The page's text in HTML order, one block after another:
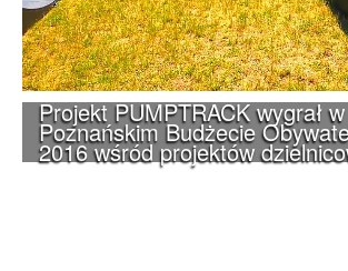
Projekt PUMPTRACK wygrał w
Poznańskim Budżecie
2016 wśród projektów